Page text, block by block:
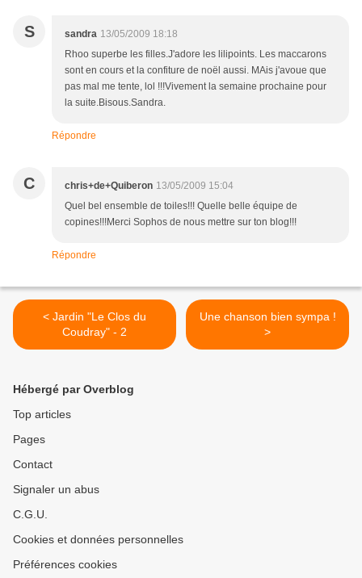
S sandra 13/05/2009 18:18
Rhoo superbe les filles.J'adore les lilipoints. Les maccarons
sont en cours et la confiture de noël aussi. MAis j'avoue que
pas mal me tente, lol !!!Vivement la semaine prochaine pour
la suite.Bisous.Sandra.
Répondre
C chris+de+Quiberon 13/05/2009 15:04
Quel bel ensemble de toiles!!! Quelle belle équipe de
copines!!!Merci Sophos de nous mettre sur ton blog!!!
Répondre
< Jardin "Le Clos du
Coudray" - 2
Une chanson bien sympa !
>
Hébergé par Overblog
Top articles
Pages
Contact
Signaler un abus
C.G.U.
Cookies et données personnelles
Préférences cookies